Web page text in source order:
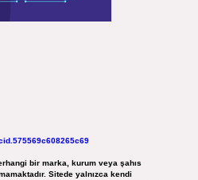
bir marka, kurum veya şahıs
Sitede yalnızca kendi